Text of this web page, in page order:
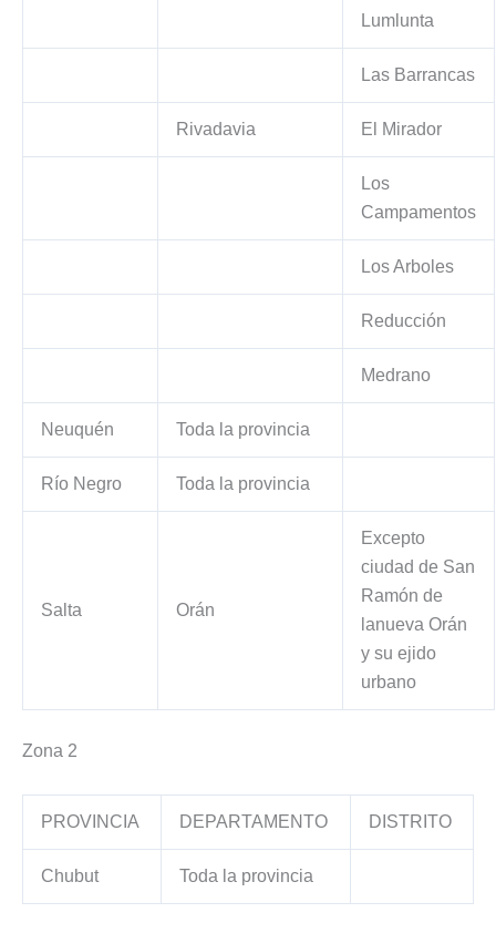
Lumlunta
Las Barrancas
Rivadavia El Mirador
Los
Campamentos
Los Arboles
Reducción
Medrano
Neuquén Toda la provincia
Río Negro Toda la provincia
Salta Orán
Excepto
ciudad de San
Ramón de
lanueva Orán
y su ejido
urbano
Zona 2
PROVINCIA DEPARTAMENTO DISTRITO
Chubut Toda la provincia